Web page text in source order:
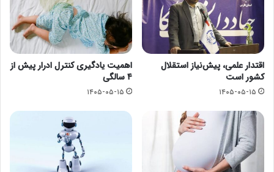
اقتدار علمی، پیش‌نیاز استقلال
کشور است
۱۴۰۵-۰۵-۱۵
اهمیت یادگیری کنترل ادرار پیش از
۴ سالگی
۱۴۰۵-۰۵-۱۵